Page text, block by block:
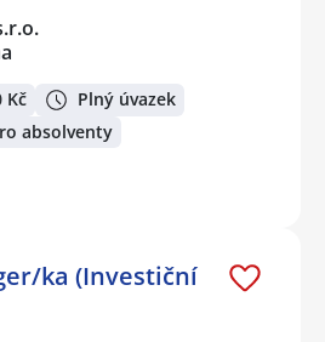
Kč
Plný úvazek
absolventy
ka (Investiční